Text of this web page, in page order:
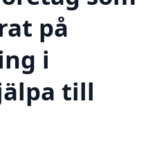
på
i
till